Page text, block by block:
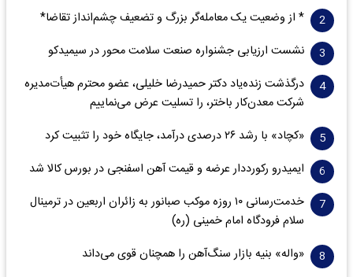
* از وضعیت یک معامله‌گر بزرگ و تضعیف چشم‌انداز تقاضا*
نشست ارزیابی جشنواره صنعت سلامت‌ محور در سیمیدکو
درگذشت زنده‌یاد دکتر حمیدرضا خلیلی، عضو محترم هیأت‌مدیره
شرکت معدن‌کار باختر، را تسلیت عرض می‌نماییم
«کچاد» با رشد ۲۶ درصدی درآمد، جایگاه خود را تثبیت کرد
ایمیدرو رکورددار عرضه و قیمت آهن اسفنجی در بورس کالا شد
خدمت‌رسانی ۱۰ روزه موکب صبانور به زائران اربعین در ترمینال
سلام فرودگاه امام خمینی (ره)
«واله» بنیه بازار سنگ‌آهن را همچنان قوی می‌داند